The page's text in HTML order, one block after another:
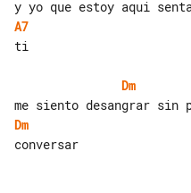
A7
ti
Dm
Dm
conversar